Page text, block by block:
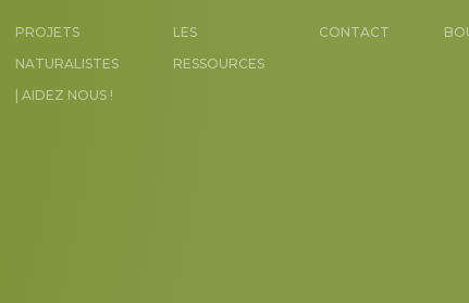
PROJETS
NATURALISTES
| AIDEZ NOUS !
LES
RESSOURCES
CONTACT